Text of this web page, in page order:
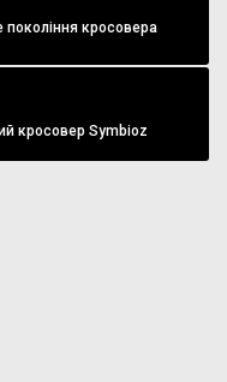
покоління кросовера
кросовер Symbioz